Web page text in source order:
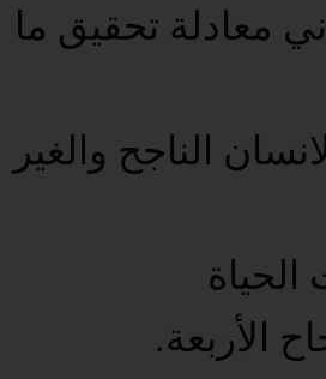
معادلة تحقيق ما
الناجح والغير
الحياة
الأربعة.